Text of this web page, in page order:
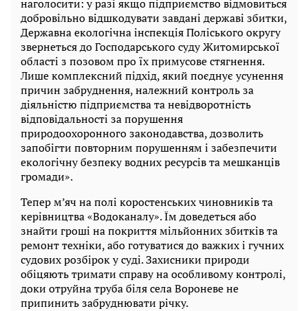
наголосити: у разі якщо підприємство відмовиться
добровільно відшкодувати завдані державі збитки,
Державна екологічна інспекція Поліського округу
звернеться до Господарського суду Житомирської
області з позовом про їх примусове стягнення.
Лише комплексний підхід, який поєднує усунення
причин забруднення, належний контроль за
діяльністю підприємства та невідворотність
відповідальності за порушення
природоохоронного законодавства, дозволить
запобігти повторним порушенням і забезпечити
екологічну безпеку водних ресурсів та мешканців
громади».
Тепер м’яч на полі коростенських чиновників та
керівництва «Водоканалу». Їм доведеться або
знайти гроші на покриття мільйонних збитків та
ремонт техніки, або готуватися до важких і гучних
судових розбірок у суді. Захисники природи
обіцяють тримати справу на особливому контролі,
доки отруйна труба біля села Вороневе не
припинить забруднювати річку.